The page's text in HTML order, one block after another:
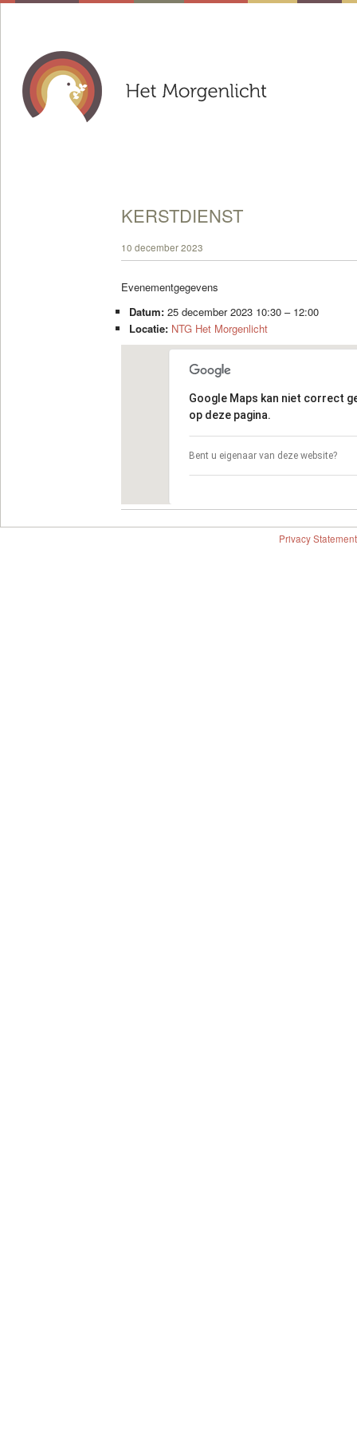
KERSTDIENST
10 december 2023
Evenementgegevens
Datum: 25 december 2023 10:30– 12:00
Locatie: NTG Het Morgenlicht
Google Maps kan niet correct
op deze pagina.
Bent u eigenaar van deze website?
Privacy Statement